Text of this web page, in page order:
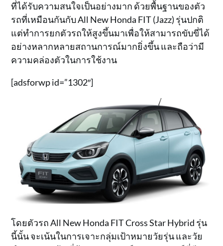
ที่ได้รับความสนใจเป็นอย่างมาก ด้วยพื้นฐานของตัว
รถที่เหมือนกันกับ All New Honda FIT (Jazz) รุ่นปกติ
แต่ทำการยกตัวรถให้สูงขึ้นมาเพื่อให้สามารถขับขี่ได้
อย่างหลากหลายสถานการณ์มากยิ่งขึ้น และถือว่ามี
ความคล่องตัวในการใช้งาน
[adsforwp id=”1302″]
โดยตัวรถ All New Honda FIT Cross Star Hybrid รุ่น
นี้นั้น จะเน้นในการเจาะกลุ่มเป้าหมายวัยรุ่น และวัย